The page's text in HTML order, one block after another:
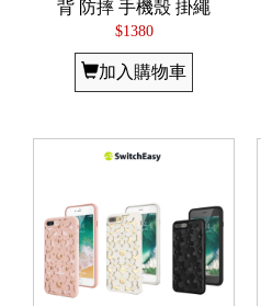
背 防摔 手機殼 掛繩
$1380
加入購物車